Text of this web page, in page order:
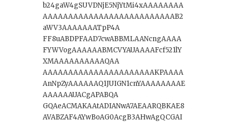
b24gaW4gSUVDNjE5NjYtMi4xAAAAAAAA
AAAAAAAAAAAAAAAAAAAAAAAAAAB2
aWV3AAAAAAATpP4A
FF8uABDPFAAD7cwABBMLAANcngAAAA
FYWVogAAAAAABMCVYAUAAAAFcf521lY
XMAAAAAAAAAAQAA
AAAAAAAAAAAAAAAAAAAAAAKPAAAA
AnNpZyAAAAAAQ1JUIGN1cnYAAAAAAAAE
AAAAAAUACgAPABQA
GQAeACMAKAAtADIANwA7AEAARQBKAE8
AVABZAF4AYwBoAG0AcgB3AHwAgQCGAI